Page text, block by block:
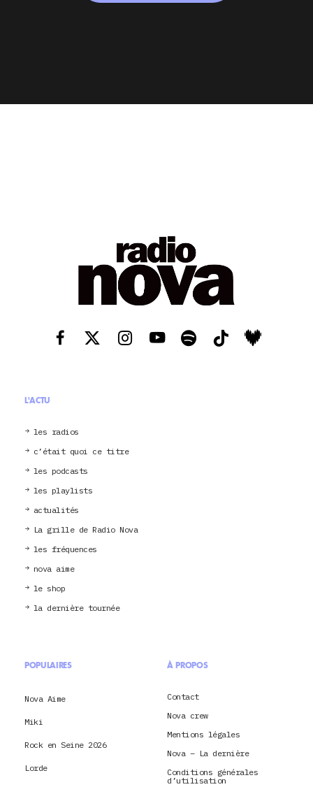
L'ACTU
les radios
c’était quoi ce titre
les podcasts
les playlists
actualités
La grille de Radio Nova
les fréquences
nova aime
le shop
la dernière tournée
POPULAIRES
Nova Aime
Miki
Rock en Seine 2026
Lorde
À PROPOS
Contact
Nova crew
Mentions légales
Nova – La dernière
Conditions générales
d’utilisation